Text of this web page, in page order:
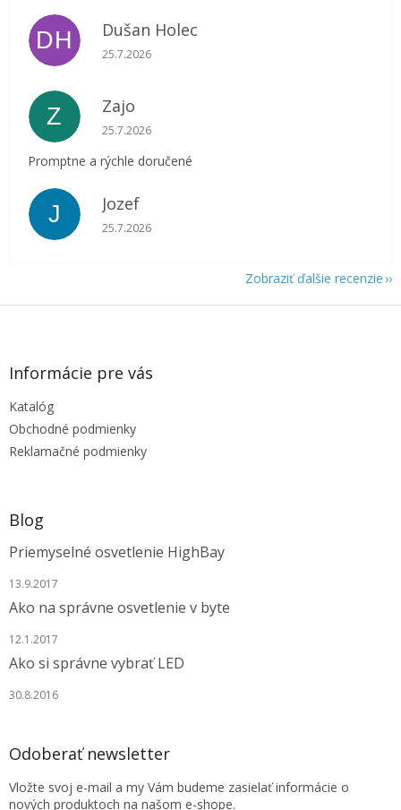
DH Dušan Holec
Hodnotenie obchodu je 5 z 5 hviezdičiek.
25.7.2026
Z Zajo
Hodnotenie obchodu je 5 z 5 hviezdičiek.
25.7.2026
Promptne a rýchle doručené
J Jozef
Hodnotenie obchodu je 5 z 5 hviezdičiek.
25.7.2026
Zobraziť ďalšie recenzie
Z
Informácie pre vás
Katalóg
Obchodné podmienky
Reklamačné podmienky
Blog
Priemyselné osvetlenie HighBay
13.9.2017
Ako na správne osvetlenie v byte
12.1.2017
Ako si správne vybrať LED
30.8.2016
Odoberať newsletter
Vložte svoj e-mail a my Vám budeme zasielať informácie o
nových produktoch na našom e-shope.